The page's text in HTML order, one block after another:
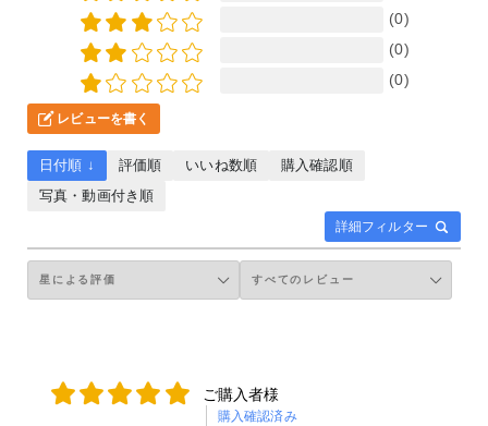
(0)
(0)
(0)
レビューを書く
詳細フィルター
日付順 ↓ 評価順 いいね数順
購入確認順
写真・動画付き順
ご購入者様
購入確認済み